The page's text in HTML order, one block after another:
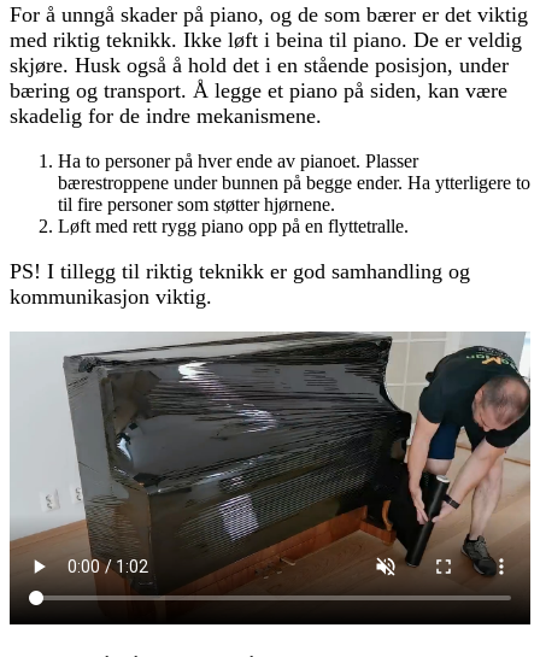
For å unngå skader på piano, og de som bærer er det viktig
med riktig teknikk. Ikke løft i beina til piano. De er veldig
skjøre. Husk også å hold det i en stående posisjon, under
bæring og transport. Å legge et piano på siden, kan være
skadelig for de indre mekanismene.
Ha to personer på hver ende av pianoet. Plasser
bærestroppene under bunnen på begge ender. Ha ytterligere to
til fire personer som støtter hjørnene.
Løft med rett rygg piano opp på en flyttetralle.
PS! I tillegg til riktig teknikk er god samhandling og
kommunikasjon viktig.